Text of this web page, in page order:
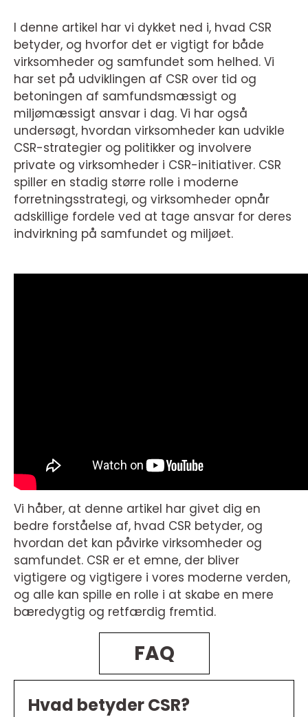
I denne artikel har vi dykket ned i, hvad CSR
betyder, og hvorfor det er vigtigt for både
virksomheder og samfundet som helhed. Vi
har set på udviklingen af CSR over tid og
betoningen af samfundsmæssigt og
miljømæssigt ansvar i dag. Vi har også
undersøgt, hvordan virksomheder kan udvikle
CSR-strategier og politikker og involvere
private og virksomheder i CSR-initiativer. CSR
spiller en stadig større rolle i moderne
forretningsstrategi, og virksomheder opnår
adskillige fordele ved at tage ansvar for deres
indvirkning på samfundet og miljøet.
Vi håber, at denne artikel har givet dig en
bedre forståelse af, hvad CSR betyder, og
hvordan det kan påvirke virksomheder og
samfundet. CSR er et emne, der bliver
vigtigere og vigtigere i vores moderne verden,
og alle kan spille en rolle i at skabe en mere
bæredygtig og retfærdig fremtid.
FAQ
Hvad betyder CSR?